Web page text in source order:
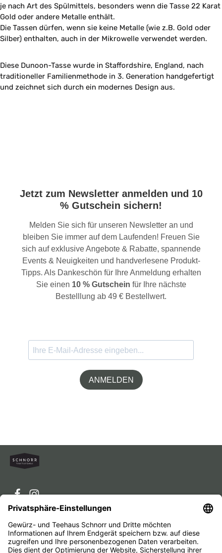
je nach Art des Spülmittels, besonders wenn die Tasse 22 Karat
Gold oder andere Metalle enthält.
Die Tassen dürfen, wenn sie keine Metalle (wie z.B. Gold oder
Silber) enthalten, auch in der Mikrowelle verwendet werden.
Diese Dunoon-Tasse wurde in Staffordshire, England, nach
traditioneller Familienmethode in 3. Generation handgefertigt
und zeichnet sich durch ein modernes Design aus.
Jetzt zum Newsletter anmelden und 10
% Gutschein sichern!
Melden Sie sich für unseren Newsletter an und
bleiben Sie immer auf dem Laufenden! Freuen Sie
sich auf exklusive Angebote & Rabatte, spannende
Events & Neuigkeiten und handverlesene Produkt-
Tipps. Als Dankeschön für Ihre Anmeldung erhalten
Sie einen 10 % Gutschein für Ihre nächste
Bestelllung ab 49 € Bestellwert.
ANMELDEN
Service-Hotline